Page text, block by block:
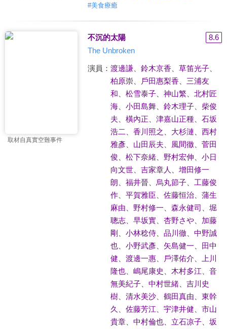
#美食療癒
取材自真實空難事件
不沉的太陽
8.6
The Unbroken
演員： 渡邊謙、 鈴木京香 草笛光子、
柏原崇、 戶田惠梨香
三浦友
和
松雪泰子、 神山繁
北村匠
海、 小田島舞、 鈴木理子、 柴俊
夫
橫內正 津嘉山正種、 石坂
浩二
香川照之 大杉漣
西村
雅彥、 山田辰夫 風間徹、 菅田
俊
松下奈緒、 野村宏伸
小日
向文世、 吉家章人
增田修一
朗
福井晉、 烏丸節子、 工藤俊
作、 平賀雅臣 佐藤恒治、 蒲生
麻由
野村修一 森永健司
堀
聰志、 早坂實、 杏野さや、 加藤
剛
小林稔侍、 品川徹、 中野誠
也、 小野武彥、 矢島健一
田中
健
渡邊一惠、 戶澤佑介
上川
隆也、 嶋尾康史 木村多江
音
無美紀子、 中村世緒、 吉川史
樹、 清水美沙、 鶴田真由
東幹
久
佐藤芳江 宇津井健
市山
貴章、 中村倫也、 立石凉子、 坂